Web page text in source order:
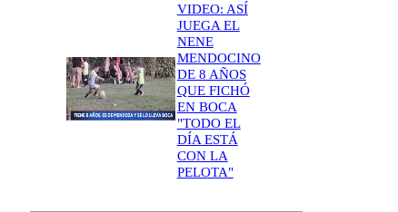
VIDEO: ASÍ
JUEGA EL
NENE
MENDOCINO
DE 8 AÑOS
QUE FICHÓ
EN BOCA
"TODO EL
DÍA ESTÁ
CON LA
PELOTA"